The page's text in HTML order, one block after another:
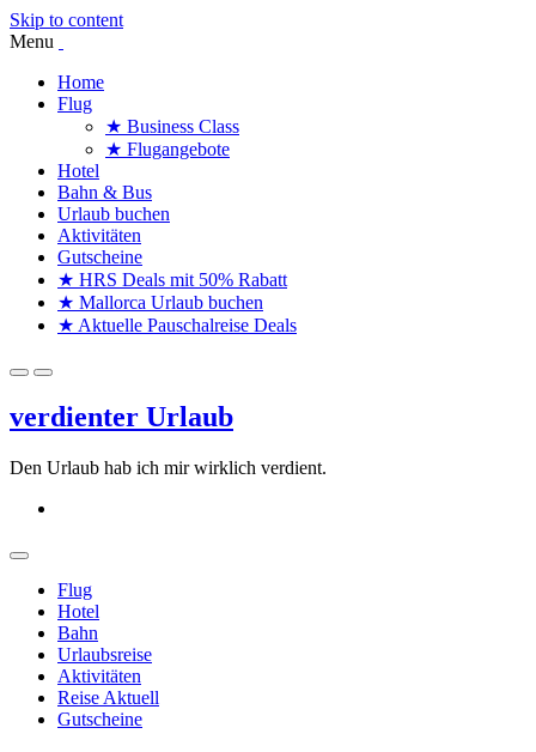
Skip to content
Menu
Home
Flug
★ Business Class
★ Flugangebote
Hotel
Bahn & Bus
Urlaub buchen
Aktivitäten
Gutscheine
★ HRS Deals mit 50% Rabatt
★ Mallorca Urlaub buchen
★ Aktuelle Pauschalreise Deals
verdienter Urlaub
Den Urlaub hab ich mir wirklich verdient.
Flug
Hotel
Bahn
Urlaubsreise
Aktivitäten
Reise Aktuell
Gutscheine